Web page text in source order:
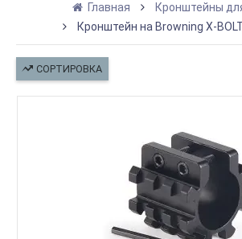
Главная
Кронштейны
Кронштейн на Browning X-
СОРТИРОВКА